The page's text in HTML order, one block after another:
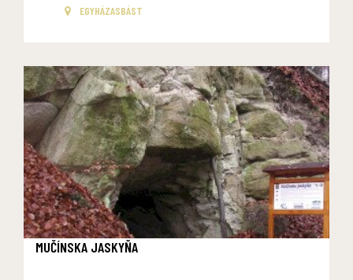
EGYHÁZASBÁST
MUČÍNSKA JASKYŇA